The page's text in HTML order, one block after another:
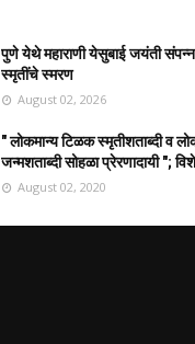
पुणे येथे महाराणी येसुबाई जयंती संपन्न
स्मृतींचे स्मरण
August 02, 2026
" लोकमान्य टिळक स्मृतीशताब्दी व
जन्मशताब्दी सोहळा प्रेरणादायी ";
August 02, 2020